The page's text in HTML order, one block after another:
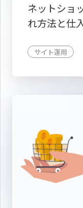
ネットショ
れ方法と仕
サイト運用